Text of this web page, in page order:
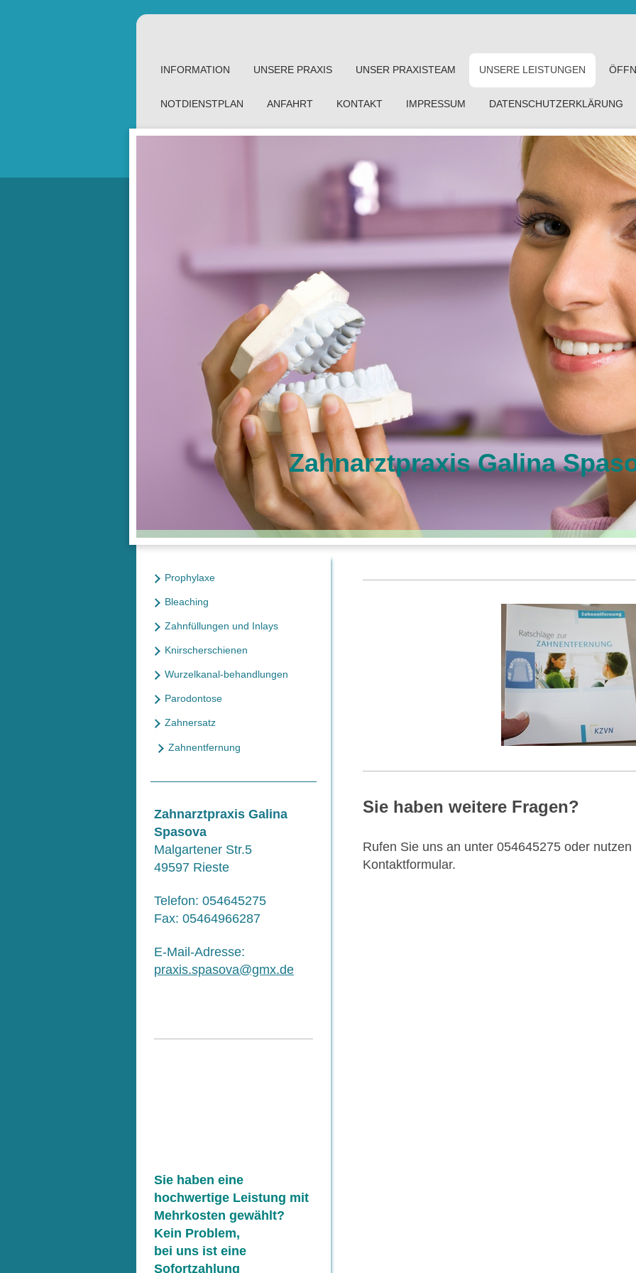
INFORMATION UNSERE PRAXIS UNSER PRAXISTEAM UNSERE LEISTUNGEN
NOTDIENSTPLAN ANFAHRT KONTAKT IMPRESSUM DATENSCHUTZERKLÄRUNG
Zahnarztpraxis Galina
Sie haben weitere Fragen?
Rufen Sie uns an unter 054645275 oder
Kontaktformular.
Prophylaxe
Bleaching
Zahnfüllungen und Inlays
Knirscherschienen
Wurzelkanal-behandlungen
Parodontose
Zahnersatz
Zahnentfernung
Zahnarztpraxis Galina
Spasova
Malgartener Str.5
49597 Rieste
Telefon: 054645275
Fax: 05464966287
E-Mail-Adresse:
praxis.spasova@gmx.de
Sie haben eine
hochwertige Leistung mit
Mehrkosten gewählt?
Kein Problem,
bei uns ist eine
Sofortzahlung